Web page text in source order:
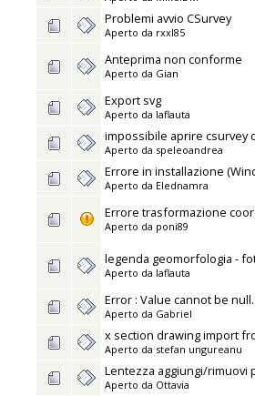
Problemi avvio CSurvey
Aperto da rxxl85
Anteprima non conforme
Aperto da Gian
Export svg
Aperto da laflauta
impossibile aprire csurvey
Aperto da speleoandrea
Errore in installazione
Aperto da Elednamra
Errore trasformazione
Aperto da poni89
legenda geomorfologia -
Aperto da laflauta
Error : Value cannot be
Aperto da Gabriel
x section drawing import
Aperto da stefan ungureanu
Lentezza aggiungi/rimuovi
Aperto da Ottavia